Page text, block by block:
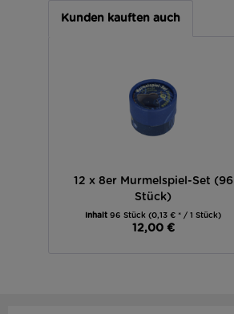
Kunden kauften auch
12 x 8er Murmelspiel-Set (96
Stück)
Inhalt96 Stück(0,13 € * / 1 Stück)
12,00 €